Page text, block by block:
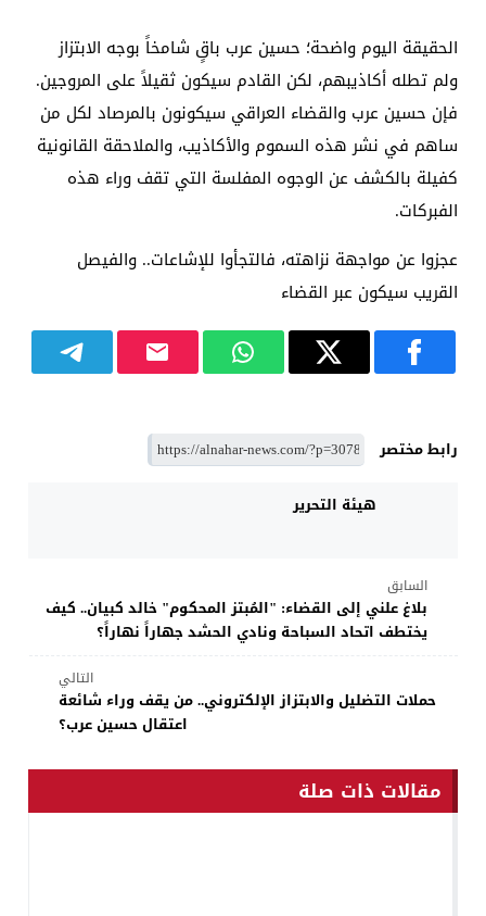
​الحقيقة اليوم واضحة؛ حسين عرب باقٍ شامخاً بوجه الابتزاز
ولم تطله أكاذيبهم، لكن القادم سيكون ثقيلاً على المروجين.
فإن حسين عرب والقضاء العراقي سيكونون بالمرصاد لكل من
ساهم في نشر هذه السموم والأكاذيب، والملاحقة القانونية
كفيلة بالكشف عن الوجوه المفلسة التي تقف وراء هذه
الفبركات.
​عجزوا عن مواجهة نزاهته، فالتجأوا للإشاعات.. والفيصل
القريب سيكون عبر القضاء
رابط مختصر
هيئة التحرير
السابق
بلاغ علني إلى القضاء: "المُبتز المحكوم" خالد كبيان.. كيف
يختطف اتحاد السباحة ونادي الحشد جهاراً نهاراً؟
التالي
حملات التضليل والابتزاز الإلكتروني.. من يقف وراء شائعة
اعتقال حسين عرب؟
مقالات ذات صلة